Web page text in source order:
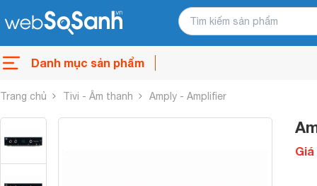
Danh mục sản phẩm
Trang chủ Tivi - Âm thanh Amply - Amplifier
Giá